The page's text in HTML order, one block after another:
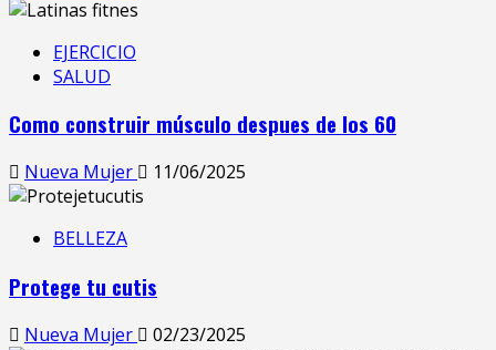
EJERCICIO
SALUD
Como construir músculo despues de los 60
Nueva Mujer 11/06/2025
BELLEZA
Protege tu cutis
Nueva Mujer 02/23/2025